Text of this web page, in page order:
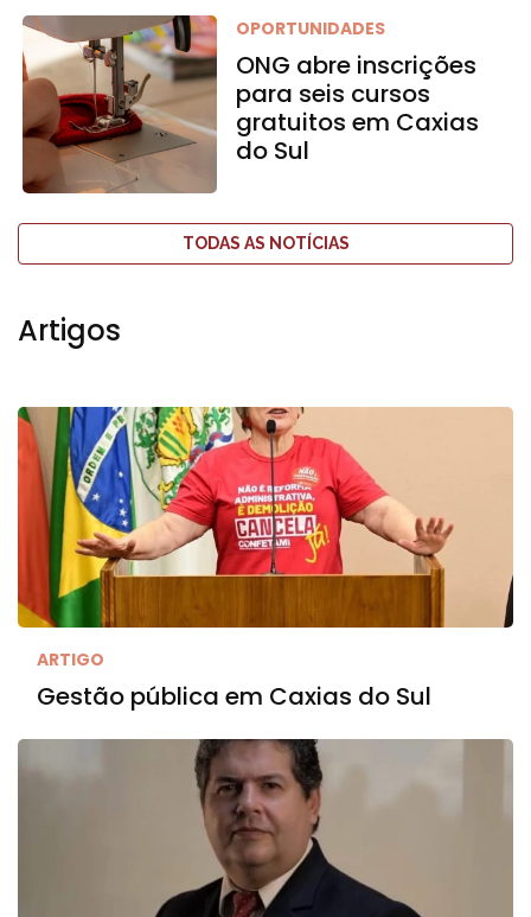
OPORTUNIDADES
ONG abre inscrições
para seis cursos
gratuitos em Caxias
do Sul
TODAS AS NOTÍCIAS
Artigos
ARTIGO
Gestão pública em Caxias do Sul